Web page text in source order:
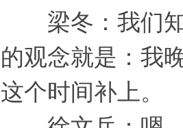
梁冬：我们知
的观念就是：我
这个时间补上。